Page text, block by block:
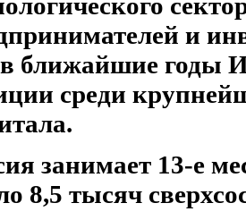
и
ближайшие годы
среди
занимает 13-е
8,5 тысяч